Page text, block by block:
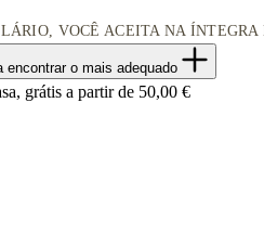
VOCÊ ACEITA NA ÍNTEGRA
encontrar o mais adequado
grátis a partir de 50,00 €